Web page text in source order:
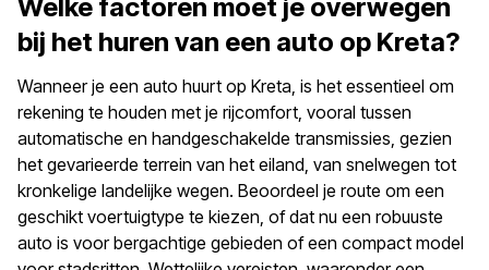
Welke factoren moet je overwegen
bij het huren van een auto op Kreta?
Wanneer je een auto huurt op Kreta, is het essentieel om
rekening te houden met je rijcomfort, vooral tussen
automatische en handgeschakelde transmissies, gezien
het gevarieerde terrein van het eiland, van snelwegen tot
kronkelige landelijke wegen. Beoordeel je route om een
geschikt voertuigtype te kiezen, of dat nu een robuuste
auto is voor bergachtige gebieden of een compact model